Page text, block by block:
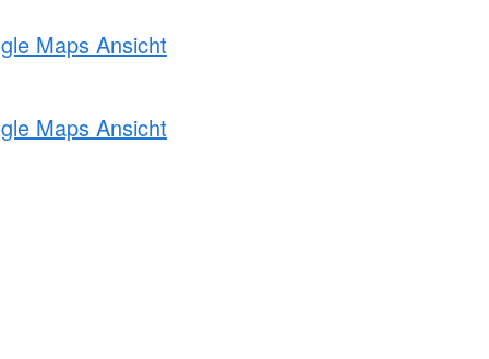
Maps Ansicht
Maps Ansicht